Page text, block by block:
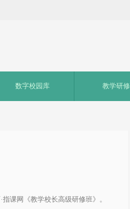
数字校园库 教学研修
·指课网 《教学校长高级研修班》。